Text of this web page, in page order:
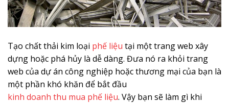
Tạo chất thải kim loại phế liệu tại một trang web xây
dựng hoặc phá hủy là dễ dàng. Đưa nó ra khỏi trang
web của dự án công nghiệp hoặc thương mại của bạn là
một phần khó khăn để bắt đầu
kinh doanh thu mua phế liệu. Vậy bạn sẽ làm gì khi